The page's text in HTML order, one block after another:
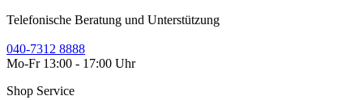
Telefonische Beratung und Unterstützung
040-7312 8888
Mo-Fr 13:00 - 17:00 Uhr
Shop Service